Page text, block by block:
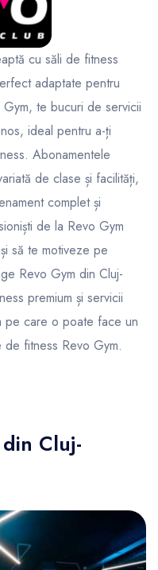
cu săli de fitness
adaptate pentru
te bucuri de servicii
ideal pentru a-ți
Abonamentele
de clase și facilități,
complet și
de la Revo Gym
să te motiveze pe
Revo Gym din Cluj-
premium și servicii
pe care o poate face un
de fitness Revo Gym.
Cluj-